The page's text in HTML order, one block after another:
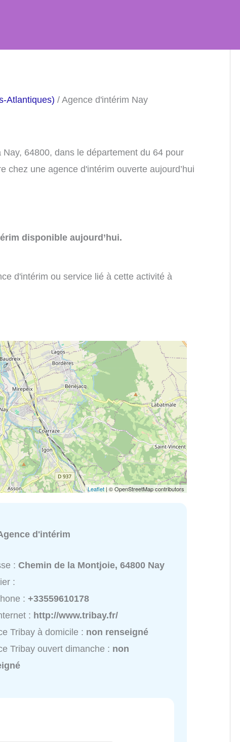
Atlantiques) / Agence d'intérim Nay
64800, dans le département du 64 pour
chez une agence d'intérim ouverte aujourd’hui
disponible aujourd’hui.
d'intérim ou service lié à cette activité à
Leaflet | © OpenStreetMap contributors
d'intérim
:Chemin de la Montjoie, 64800 Nay
:
:+33559610178
: http://www.tribay.fr/
Tribay à domicile : non renseigné
Tribay ouvert dimanche : non